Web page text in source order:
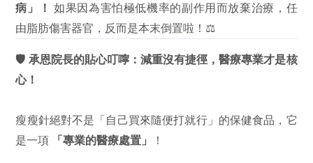
病」！
如果因為害怕極低機率的副作用而放棄治療，任
由脂肪傷害器官，反而是本末倒置啦！⚖️
🛡️ 承恩院長的貼心叮嚀：減重沒有捷徑，醫療專業才是核
心！
瘦瘦針絕對不是「自己買來隨便打就行」的保健食品，它
是一項
「專業的醫療處置」 ！